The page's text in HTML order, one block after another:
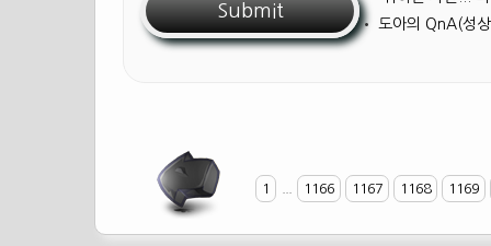
• 도아의 QnA(성
1 1166 1167 1168 1169